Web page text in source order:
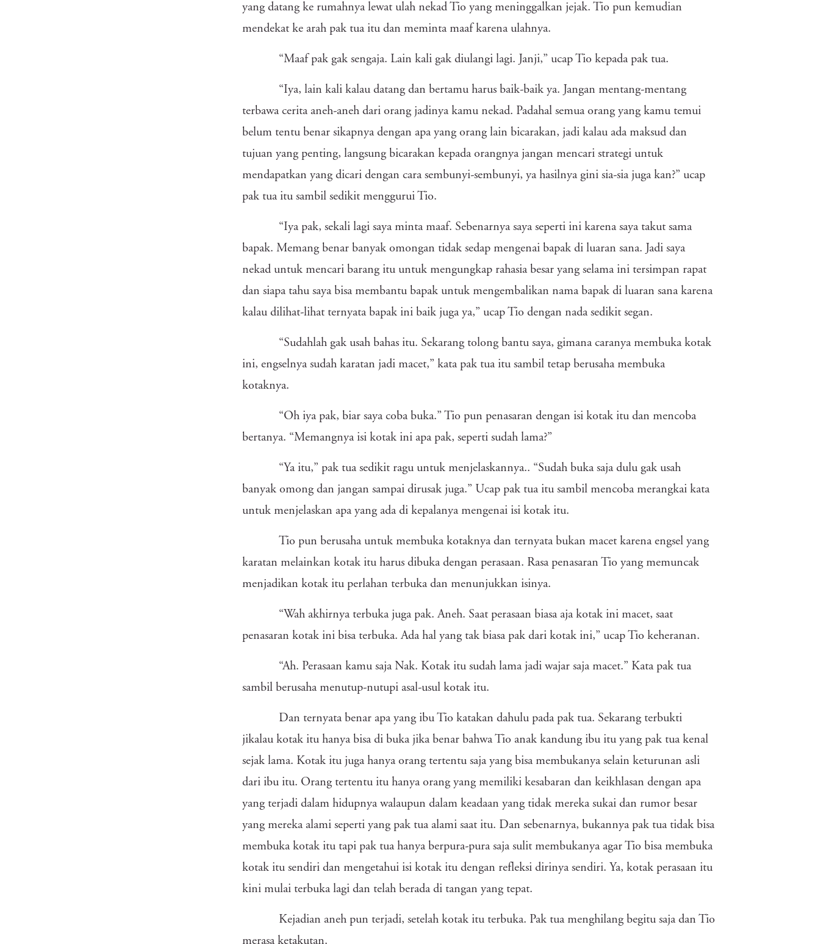
yang datang ke rumahnya lewat ulah nekad Tio yang meninggalkan jejak. Tio pun kemudian
mendekat ke arah pak tua itu dan meminta maaf karena ulahnya.
“Maaf pak gak sengaja. Lain kali gak diulangi lagi. Janji,” ucap Tio kepada pak tua.
“Iya, lain kali kalau datang dan bertamu harus baik-baik ya. Jangan mentang-mentang
terbawa cerita aneh-aneh dari orang jadinya kamu nekad. Padahal semua orang yang kamu temui
belum tentu benar sikapnya dengan apa yang orang lain bicarakan, jadi kalau ada maksud dan
tujuan yang penting, langsung bicarakan kepada orangnya jangan mencari strategi untuk
mendapatkan yang dicari dengan cara sembunyi-sembunyi, ya hasilnya gini sia-sia juga kan?” ucap
pak tua itu sambil sedikit menggurui Tio.
“Iya pak, sekali lagi saya minta maaf. Sebenarnya saya seperti ini karena saya takut sama
bapak. Memang benar banyak omongan tidak sedap mengenai bapak di luaran sana. Jadi saya
nekad untuk mencari barang itu untuk mengungkap rahasia besar yang selama ini tersimpan rapat
dan siapa tahu saya bisa membantu bapak untuk mengembalikan nama bapak di luaran sana karena
kalau dilihat-lihat ternyata bapak ini baik juga ya,” ucap Tio dengan nada sedikit segan.
“Sudahlah gak usah bahas itu. Sekarang tolong bantu saya, gimana caranya membuka kotak
ini, engselnya sudah karatan jadi macet,” kata pak tua itu sambil tetap berusaha membuka
kotaknya.
“Oh iya pak, biar saya coba buka.” Tio pun penasaran dengan isi kotak itu dan mencoba
bertanya. “Memangnya isi kotak ini apa pak, seperti sudah lama?”
“Ya itu,” pak tua sedikit ragu untuk menjelaskannya.. “Sudah buka saja dulu gak usah
banyak omong dan jangan sampai dirusak juga.” Ucap pak tua itu sambil mencoba merangkai kata
untuk menjelaskan apa yang ada di kepalanya mengenai isi kotak itu.
Tio pun berusaha untuk membuka kotaknya dan ternyata bukan macet karena engsel yang
karatan melainkan kotak itu harus dibuka dengan perasaan. Rasa penasaran Tio yang memuncak
menjadikan kotak itu perlahan terbuka dan menunjukkan isinya.
“Wah akhirnya terbuka juga pak. Aneh. Saat perasaan biasa aja kotak ini macet, saat
penasaran kotak ini bisa terbuka. Ada hal yang tak biasa pak dari kotak ini,” ucap Tio keheranan.
“Ah. Perasaan kamu saja Nak. Kotak itu sudah lama jadi wajar saja macet.” Kata pak tua
sambil berusaha menutup-nutupi asal-usul kotak itu.
Dan ternyata benar apa yang ibu Tio katakan dahulu pada pak tua. Sekarang terbukti
jikalau kotak itu hanya bisa di buka jika benar bahwa Tio anak kandung ibu itu yang pak tua kenal
sejak lama. Kotak itu juga hanya orang tertentu saja yang bisa membukanya selain keturunan asli
dari ibu itu. Orang tertentu itu hanya orang yang memiliki kesabaran dan keikhlasan dengan apa
yang terjadi dalam hidupnya walaupun dalam keadaan yang tidak mereka sukai dan rumor besar
yang mereka alami seperti yang pak tua alami saat itu. Dan sebenarnya, bukannya pak tua tidak bisa
membuka kotak itu tapi pak tua hanya berpura-pura saja sulit membukanya agar Tio bisa membuka
kotak itu sendiri dan mengetahui isi kotak itu dengan refleksi dirinya sendiri. Ya, kotak perasaan itu
kini mulai terbuka lagi dan telah berada di tangan yang tepat.
Kejadian aneh pun terjadi, setelah kotak itu terbuka. Pak tua menghilang begitu saja dan Tio
merasa ketakutan.